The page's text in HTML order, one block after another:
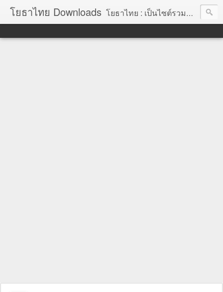
โยธาไทย Downloads โยธาไทย : เป็นไซต์รวมข้อมูลความรู้ สำหรับช่างโยธา นายช่างโยธา วิศวกรโยธา ตลอดจนความรู้สำหรับผู้ที่ปฏิบัติงานในองค์กรปกครองส่วนท้องถิ่น จัดทำโดย นายอภิสิทธิ์ มากสุวรรณ โยธา, โยธาไทย,ช่างโยธา, นายช่างโยธา,วิศวกร, วิศวกรรม, ราคากลาง,หลักเกณฑ์การคำนวณราคากลาง, ราคาวัสดุก่อสร้าง, ราคาพาณิชย์จังหวัด, ค่าขนส่ง, ค่าเสื่อม, ค่าอำนวยการ, ถอดแบบ, ไม้แบบ, วัสดุก่อสร้าง, ค่าแรง, ค่าแรงงาน, ค่าแรงงานคน, ไม้แบบ, การถอดวัสดุ